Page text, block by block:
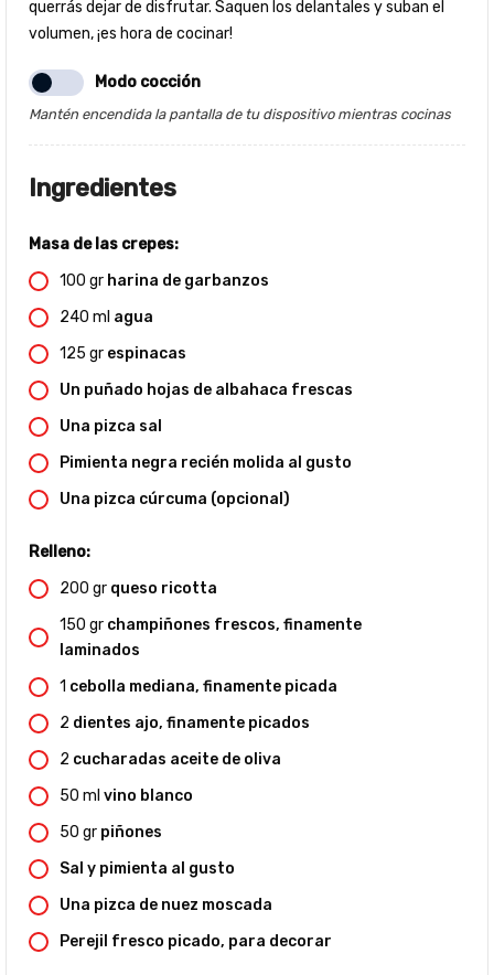
querrás dejar de disfrutar. Saquen los delantales y suban el
volumen, ¡es hora de cocinar!
Modo cocción
Mantén encendida la pantalla de tu dispositivo mientras cocinas
Ingredientes
Masa de las crepes:
100 gr harina de garbanzos
240 ml agua
125 gr espinacas
Un puñado hojas de albahaca frescas
Una pizca sal
Pimienta negra recién molida al gusto
Una pizca cúrcuma (opcional)
Relleno:
200 gr queso ricotta
150 gr champiñones frescos, finamente
laminados
1 cebolla mediana, finamente picada
2 dientes ajo, finamente picados
2 cucharadas aceite de oliva
50 ml vino blanco
50 gr piñones
Sal y pimienta al gusto
Una pizca de nuez moscada
Perejil fresco picado, para decorar